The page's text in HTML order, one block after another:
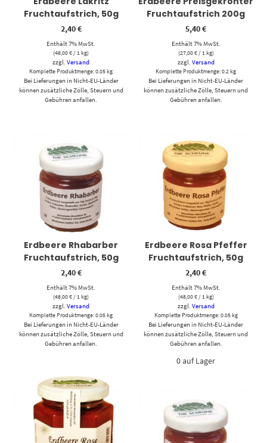
Fruchtaufstrich, 50g
2,40€
Enthält 7% MwSt.
(48,00€/ 1 kg)
zzgl.Versand
Komplette Produktmenge: 0.05 kg
Bei Lieferungen in Nicht-EU-Länder
können zusätzliche Zölle, Steuern und
Gebühren anfallen.
Fruchtaufstrich 200g
5,40€
Enthält 7% MwSt.
(27,00€/ 1 kg)
zzgl. Versand
Komplette Produktmenge: 0.2 kg
Bei Lieferungen in Nicht-EU-Länder
können zusätzliche Zölle, Steuern und
Gebühren anfallen.
Erdbeere Rhabarber
Fruchtaufstrich, 50g
2,40€
Enthält 7% MwSt.
(48,00€/ 1 kg)
zzgl.Versand
Komplette Produktmenge: 0.05 kg
Bei Lieferungen in Nicht-EU-Länder
können zusätzliche Zölle, Steuern und
Gebühren anfallen.
Erdbeere Rosa Pfeffer
Fruchtaufstrich, 50g
2,40€
Enthält 7% MwSt.
(48,00€/ 1 kg)
zzgl. Versand
Komplette Produktmenge: 0.05 kg
Bei Lieferungen in Nicht-EU-Länder
können zusätzliche Zölle, Steuern und
Gebühren anfallen.
0 auf Lager